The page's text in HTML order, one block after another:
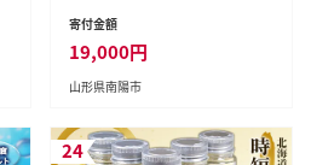
缶)》) 『(有)遠藤製函』 アロマ 木
5]
寄付金額
19,000円
山形県南陽市
24